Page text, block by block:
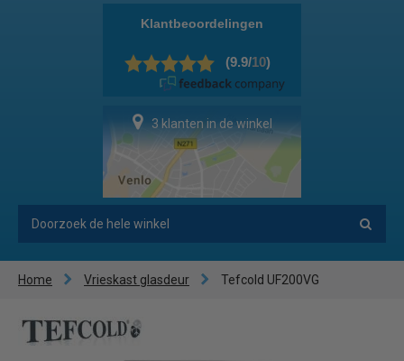
3 klanten in de winkel
Home Vrieskast glasdeur Tefcold UF200VG